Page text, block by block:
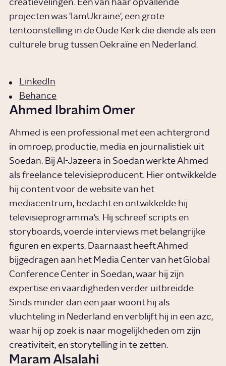
creatievelingen. Een van haar opvallende
projecten was 'IamUkraine', een grote
tentoonstelling in de Oude Kerk die diende als een
culturele brug tussen Oekraïne en Nederland.
LinkedIn
Behance
Ahmed Ibrahim Omer
Ahmed is een professional met een achtergrond
in omroep, productie, media en journalistiek uit
Soedan. Bij Al-Jazeera in Soedan werkte Ahmed
als freelance televisieproducent. Hier ontwikkelde
hij content voor de website van het
mediacentrum, bedacht en ontwikkelde hij
televisieprogramma's. Hij schreef scripts en
storyboards, voerde interviews met belangrijke
figuren en experts. Daarnaast heeft Ahmed
bijgedragen aan het Media Center van het Global
Conference Center in Soedan, waar hij zijn
expertise en vaardigheden verder uitbreidde.
Sinds minder dan een jaar woont hij als
vluchteling in Nederland en verblijft hij in een azc,
waar hij op zoek is naar mogelijkheden om zijn
creativiteit, en storytelling in te zetten.
Maram Alsalahi